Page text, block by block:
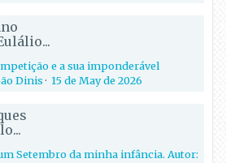
e a sua imponderável
Dinis·15 de May de 2026
Setembro da minha infância. Autor: